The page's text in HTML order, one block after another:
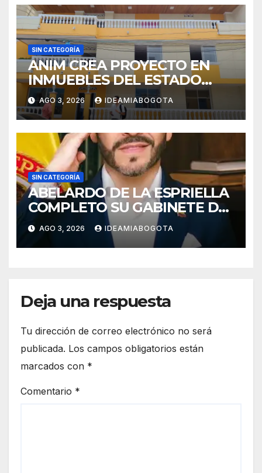
SIN CATEGORÍA
ANIM CREA PROYECTO EN
INMUEBLES DEL ESTADO
PARA VIVIENDA A MADRES
CABEZA DE FAMILIA
AGO 3, 2026 IDEAMIABOGOTA
SIN CATEGORÍA
ABELARDO DE LA ESPRIELLA
COMPLETO SU GABINETE DE
GOBIERNO
AGO 3, 2026 IDEAMIABOGOTA
Deja una respuesta
Tu dirección de correo electrónico no será
publicada. Los campos obligatorios están
marcados con *
Comentario *